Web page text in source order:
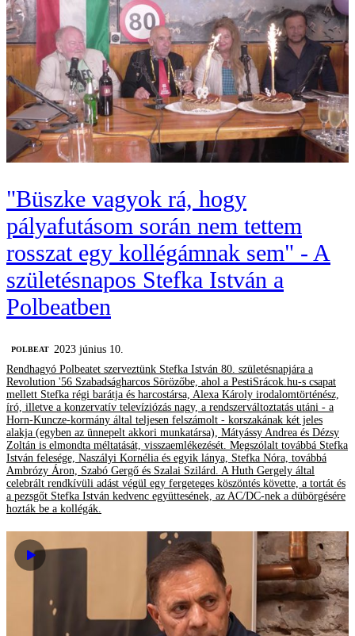
"Büszke vagyok rá, hogy
pályafutásom során nem tettem
rosszat egy kollégámnak sem" - A
születésnapos Stefka István a
Polbeatben
‎POLBEAT 2023 június 10.
Rendhagyó Polbeatet szerveztünk Stefka István 80. születésnapjára a
Revolution '56 Szabadságharcos Sörözőbe, ahol a PestiSrácok.hu-s csapat
mellett Stefka régi barátja és harcostársa, Alexa Károly irodalomtörténész,
író, illetve a konzervatív televíziózás nagy, a rendszerváltoztatás utáni - a
Horn-Kuncze-kormány által teljesen felszámolt - korszakának két jeles
alakja (egyben az ünnepelt akkori munkatársa), Mátyássy Andrea és Dézsy
Zoltán is elmondta méltatását, visszaemlékezését. Megszólalt továbbá Stefka
István felesége, Naszályi Kornélia és egyik lánya, Stefka Nóra, továbbá
Ambrózy Áron, Szabó Gergő és Szalai Szilárd. A Huth Gergely által
celebrált rendkívüli adást végül egy fergeteges köszöntés követte, a tortát és
a pezsgőt Stefka István kedvenc együttesének, az AC/DC-nek a dübörgésére
hozták be a kollégák.